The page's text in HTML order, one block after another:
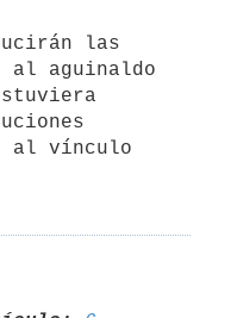
al aguinaldo